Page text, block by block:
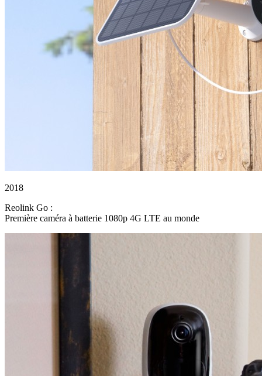
2018
Reolink Go :
Première caméra à batterie 1080p 4G LTE au monde